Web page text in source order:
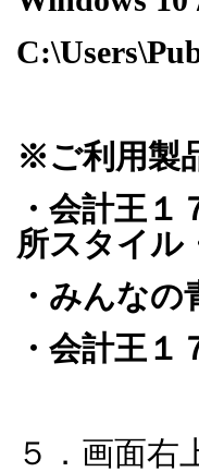
※ご利用製
・会計王１
所スタイル
・みんなの
・会計王１
５．画面右